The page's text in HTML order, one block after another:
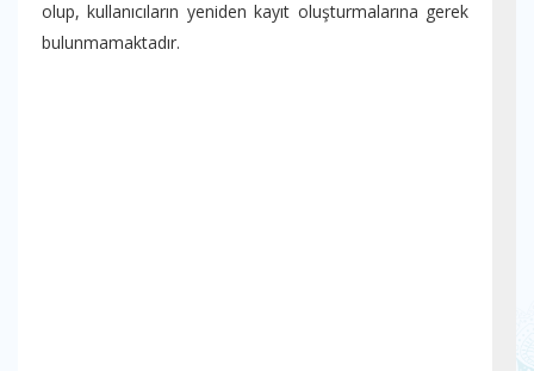
olup, kullanıcıların yeniden kayıt oluşturmalarına gerek
bulunmamaktadır.